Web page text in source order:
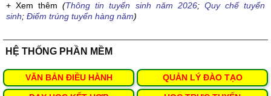
+ Xem thêm(Thông tin tuyển sinh năm 2026; Quy chế tuyển
sinh; Điểm trúng tuyển hàng năm)
HỆ THỐNG PHẦN MỀM
VĂN BẢN ĐIỀU HÀNH QUẢN LÝ ĐÀO TẠO